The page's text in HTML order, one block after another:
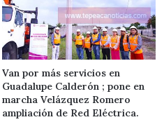
Van por más servicios en
Guadalupe Calderón ; pone en
marcha Velázquez Romero
ampliación de Red Eléctrica.
.